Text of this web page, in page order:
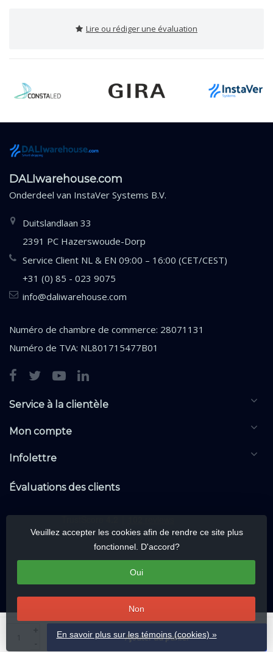
Ajouter au panier
Lire ou rédiger une évaluation
DALIwarehouse.com
Onderdeel van InstaVer Systems B.V.
Duitslandlaan 33
2391 PC Hazerswoude-Dorp
Service Client NL & EN 09:00 – 16:00 (CET/CEST)
+31 (0) 85 - 023 9075
info@daliwarehouse.com
Numéro de chambre de commerce: 28071131
Numéro de TVA: NL801715477B01
Service à la clientèle
Mon compte
Infolettre
Évaluations des clients
Veuillez accepter les cookies afin de rendre ce site plus
fonctionnel. D'accord?
Oui
Non
En savoir plus sur les témoins (cookies) »
voorbehouden